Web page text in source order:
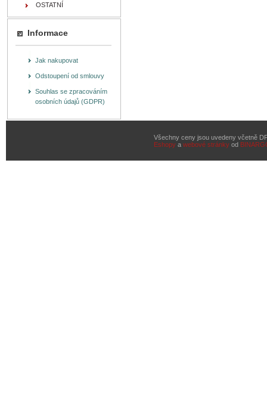
OSTATNÍ
Informace
Jak nakupovat
Odstoupení od smlouvy
Souhlas se zpracováním
osobních údajů (GDPR)
Všechny ceny jsou uvedeny včetně
Eshopya webové stránkyod